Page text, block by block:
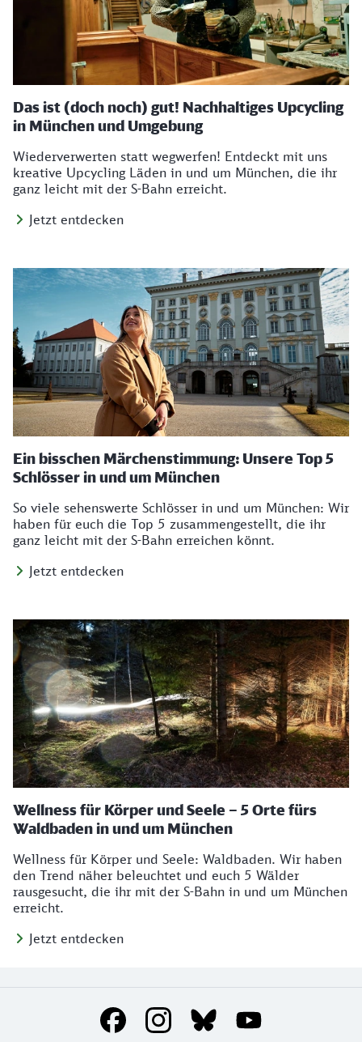
Das ist (doch noch) gut! Nachhaltiges Upcycling
in München und Umgebung
Wiederverwerten statt wegwerfen! Entdeckt mit uns
kreative Upcycling Läden in und um München, die ihr
ganz leicht mit der S-Bahn erreicht.
Jetzt entdecken
Ein bisschen Märchenstimmung: Unsere Top 5
Schlösser in und um München
So viele sehenswerte Schlösser in und um München: Wir
haben für euch die Top 5 zusammengestellt, die ihr
ganz leicht mit der S-Bahn erreichen könnt.
Jetzt entdecken
Wellness für Körper und Seele – 5 Orte fürs
Waldbaden in und um München
Wellness für Körper und Seele: Waldbaden. Wir haben
den Trend näher beleuchtet und euch 5 Wälder
rausgesucht, die ihr mit der S-Bahn in und um München
erreicht.
Jetzt entdecken
Social Media Links